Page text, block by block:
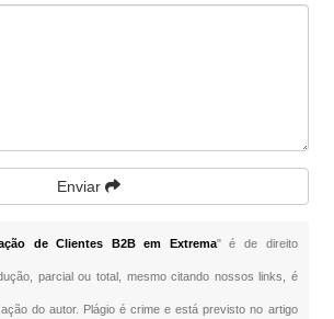
Enviar
de Clientes B2B em Extrema" é de direito
parcial ou total, mesmo citando nossos links, é
do autor. Plágio é crime e está previsto no artigo